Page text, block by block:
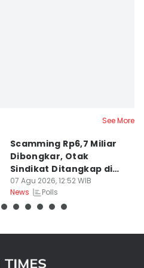
See More
Scamming Rp6,7 Miliar
Dibongkar, Otak
Sindikat Ditangkap di
Medan
07 Agu 2026, 12:52 WIB
News
Polls